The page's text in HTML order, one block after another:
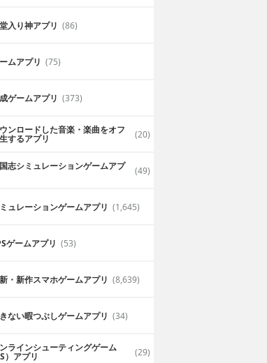
色々と
髪型に個性が出ます
ゲームでスタイリストが体験できてと
個性やセンスが出るのでとても良いです
入り神アプリ (86)
ムアプリ (75)
ゲームアプリ (373)
ンロードした音楽・楽曲をオフ
するアプリ (20)
志シミュレーションゲームアプ (49)
ュレーションゲームアプリ (1,645)
ゲームアプリ (53)
・新作スマホゲームアプリ (8,639)
ない暇つぶしゲームアプリ (34)
ラインシューティングゲーム
）アプリ (29)